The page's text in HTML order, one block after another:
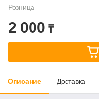
Розница
2 000 ₸
Описание Доставка